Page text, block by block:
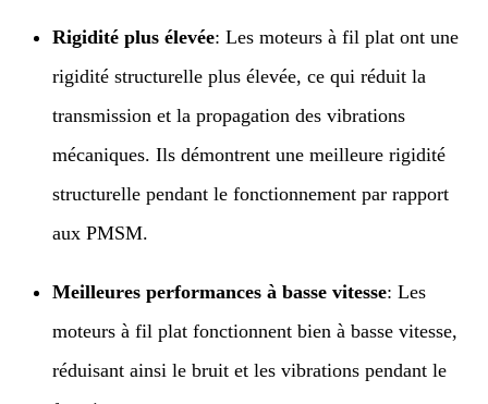
Rigidité plus élevée: Les moteurs à fil plat ont une
rigidité structurelle plus élevée, ce qui réduit la
transmission et la propagation des vibrations
mécaniques. Ils démontrent une meilleure rigidité
structurelle pendant le fonctionnement par rapport
aux PMSM.
Meilleures performances à basse vitesse: Les
moteurs à fil plat fonctionnent bien à basse vitesse,
réduisant ainsi le bruit et les vibrations pendant le